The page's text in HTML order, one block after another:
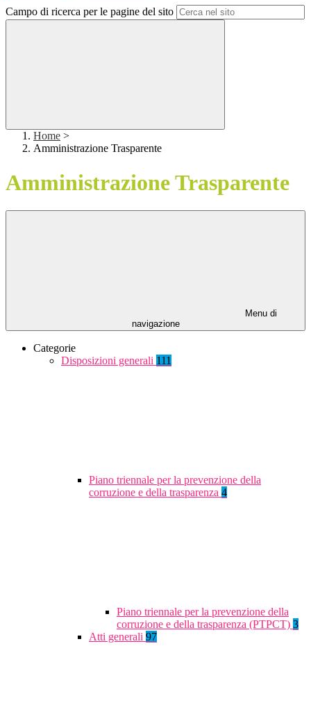
Campo di ricerca per le pagine del sito
Home >
Amministrazione Trasparente
Amministrazione Trasparente
Menu di
navigazione
Categorie
Disposizioni generali 111
Piano triennale per la prevenzione della
corruzione e della trasparenza 4
Piano triennale per la prevenzione della
corruzione e della trasparenza (PTPCT) 3
Atti generali 97